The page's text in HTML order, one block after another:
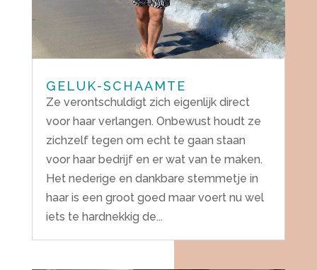
GELUK-SCHAAMTE
Ze verontschuldigt zich eigenlijk direct
voor haar verlangen. Onbewust houdt ze
zichzelf tegen om echt te gaan staan
voor haar bedrijf en er wat van te maken.
Het nederige en dankbare stemmetje in
haar is een groot goed maar voert nu wel
iets te hardnekkig de...